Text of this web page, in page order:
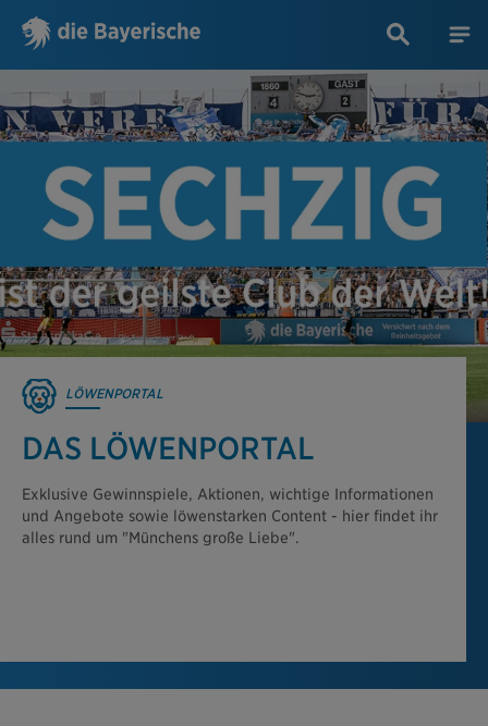
LÖWENPORTAL
DAS LÖWENPORTAL
Exklusive Gewinnspiele, Aktionen, wichtige Informationen
und Angebote sowie löwenstarken Content - hier findet ihr
alles rund um "Münchens große Liebe".